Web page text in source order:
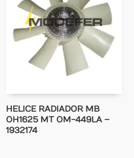
HELICE RADIADOR MB
OH1625 MT OM-449LA –
1932174